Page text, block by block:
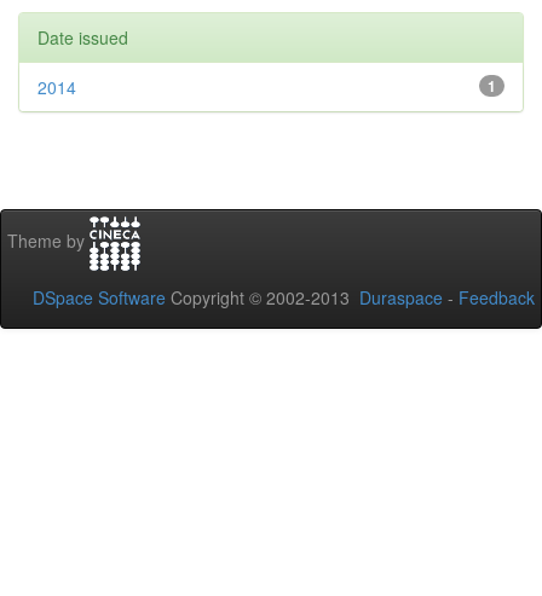
Date issued
1
2014
Theme by
DSpace Software Copyright © 2002-2013 Duraspace - Feedback